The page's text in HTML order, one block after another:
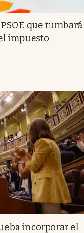
que tumbará
impuesto
incorporar el